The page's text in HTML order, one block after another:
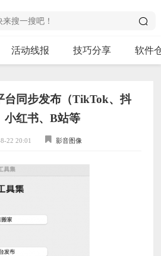
活动线报 技巧分享 软件
台同步发布（TikTok、抖
小红书、B站等
22 20:01 影音图像